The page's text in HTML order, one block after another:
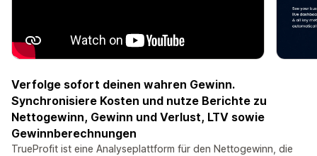
Verfolge sofort deinen wahren Gewinn.
Synchronisiere Kosten und nutze Berichte zu
Nettogewinn, Gewinn und Verlust, LTV sowie
Gewinnberechnungen
TrueProfit ist eine Analyseplattform für den Nettogewinn, die